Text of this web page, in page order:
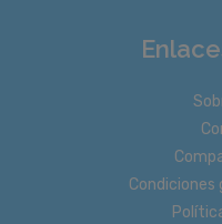
Condiciones